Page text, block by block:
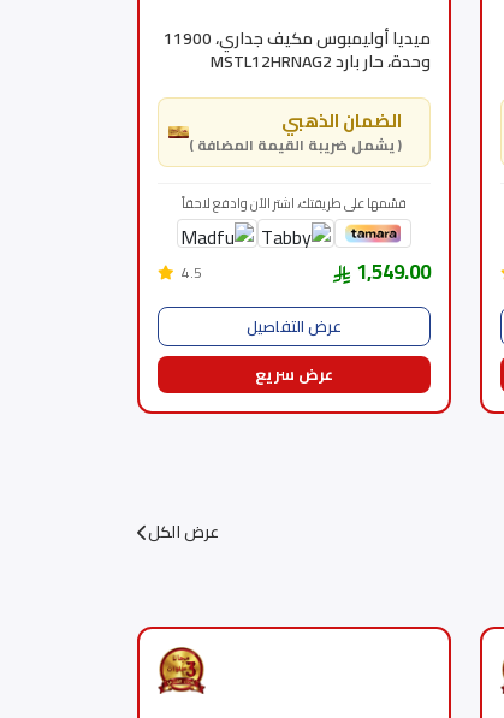
ميديا أوليمبوس مكيف جداري، 11900
وحدة، حار بارد MSTL12HRNAG2
الضمان الذهبي
( يشمل ضريبة القيمة المضافة )
قسّمها على طريقتك، اشتر الآن وادفع لاحقاً
1,549.00
4.5
عرض التفاصيل
عرض سريع
عرض الكل